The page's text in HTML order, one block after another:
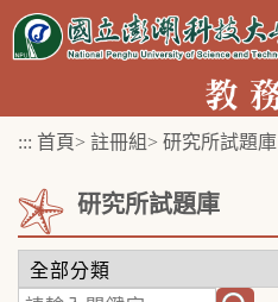
跳
::: 首頁> 註冊組 > 研究所試題庫
研究所試題庫